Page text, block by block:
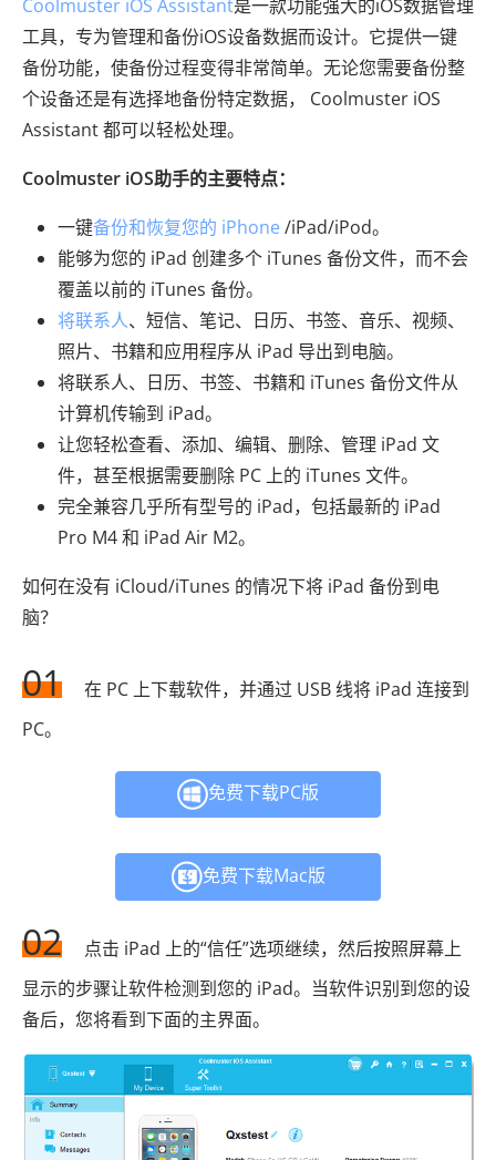
Coolmuster iOS Assistant是一款功能强大的iOS数据管理
工具，专为管理和备份iOS设备数据而设计。它提供一键
备份功能，使备份过程变得非常简单。无论您需要备份整
个设备还是有选择地备份特定数据， Coolmuster iOS
Assistant 都可以轻松处理。
Coolmuster iOS助手的主要特点：
一键备份和恢复您的 iPhone /iPad/iPod。
能够为您的 iPad 创建多个 iTunes 备份文件，而不会
覆盖以前的 iTunes 备份。
将联系人、短信、笔记、日历、书签、音乐、视频、
照片、书籍和应用程序从 iPad 导出到电脑。
将联系人、日历、书签、书籍和 iTunes 备份文件从
计算机传输到 iPad。
让您轻松查看、添加、编辑、删除、管理 iPad 文
件，甚至根据需要删除 PC 上的 iTunes 文件。
完全兼容几乎所有型号的 iPad，包括最新的 iPad
Pro M4 和 iPad Air M2。
如何在没有 iCloud/iTunes 的情况下将 iPad 备份到电
脑？
01
在 PC 上下载软件，并通过 USB 线将 iPad 连接到
PC。
免费下载PC版
免费下载Mac版
02
点击 iPad 上的“信任”选项继续，然后按照屏幕上
显示的步骤让软件检测到您的 iPad。当软件识别到您的设
备后，您将看到下面的主界面。